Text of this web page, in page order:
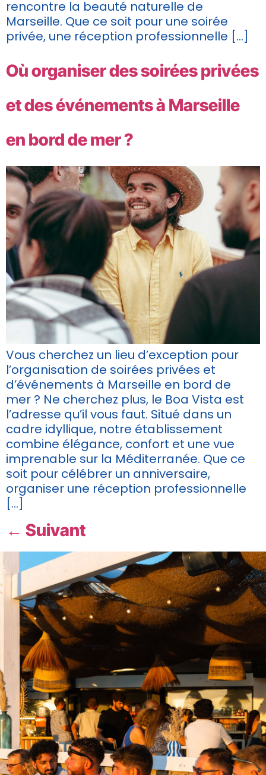
rencontre la beauté naturelle de
Marseille. Que ce soit pour une soirée
privée, une réception professionnelle […]
Où organiser des soirées privées
et des événements à Marseille
en bord de mer ?
Vous cherchez un lieu d’exception pour
l’organisation de soirées privées et
d’événements à Marseille en bord de
mer ? Ne cherchez plus, le Boa Vista est
l’adresse qu’il vous faut. Situé dans un
cadre idyllique, notre établissement
combine élégance, confort et une vue
imprenable sur la Méditerranée. Que ce
soit pour célébrer un anniversaire,
organiser une réception professionnelle
[…]
← Suivant